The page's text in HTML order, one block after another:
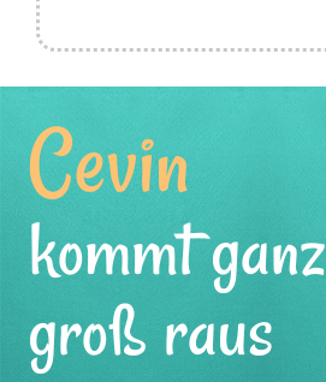
Cevin
kommt ganz
groß raus